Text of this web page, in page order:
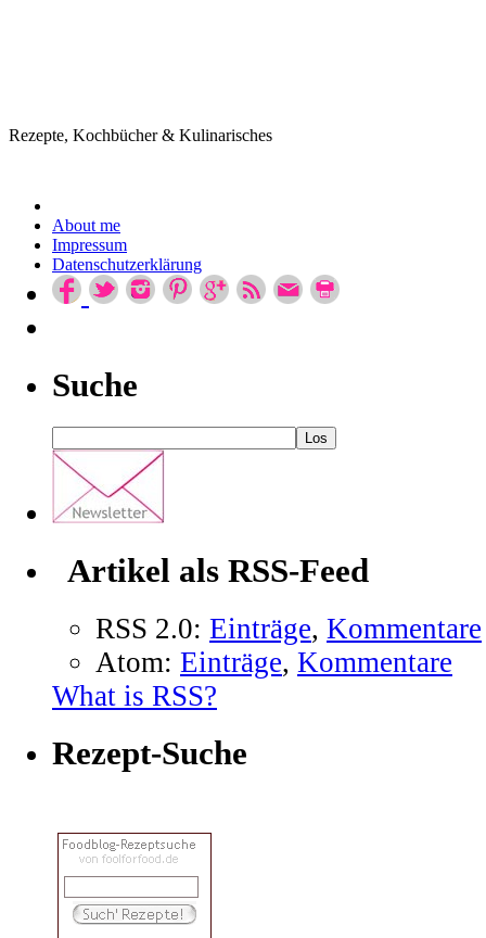
Rezepte, Kochbücher & Kulinarisches
About me
Impressum
Datenschutzerklärung
Suche
Artikel als RSS-Feed
RSS 2.0: Einträge, Kommentare
Atom: Einträge, Kommentare
What is RSS?
Rezept-Suche